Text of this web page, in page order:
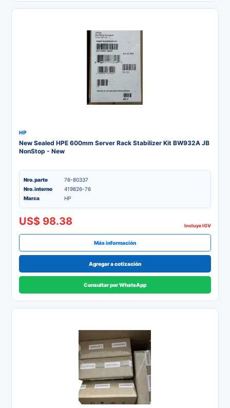
HP
New Sealed HPE 600mm Server Rack Stabilizer Kit BW932A JB
NonStop - New
Nro. parte
76-80337
Nro. interno
419826-76
Marca
HP
US$ 98.38 Incluye IGV
Más información
Agregar a cotización
Consultar por WhatsApp